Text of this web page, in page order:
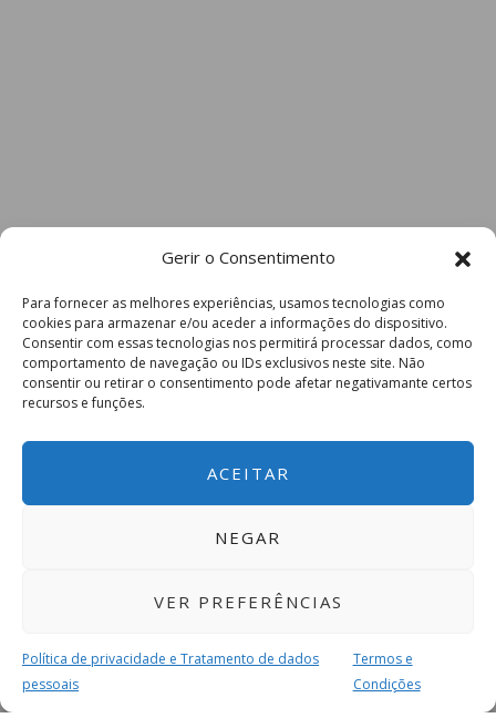
Gerir o Consentimento
Para fornecer as melhores experiências, usamos tecnologias como
cookies para armazenar e/ou aceder a informações do dispositivo.
Consentir com essas tecnologias nos permitirá processar dados, como
comportamento de navegação ou IDs exclusivos neste site. Não
consentir ou retirar o consentimento pode afetar negativamante certos
recursos e funções.
ACEITAR
NEGAR
VER PREFERÊNCIAS
Política de privacidade e Tratamento de dados
pessoais
Termos e
Condições